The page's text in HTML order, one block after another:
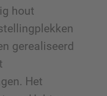
hout
gerealiseerd
Het